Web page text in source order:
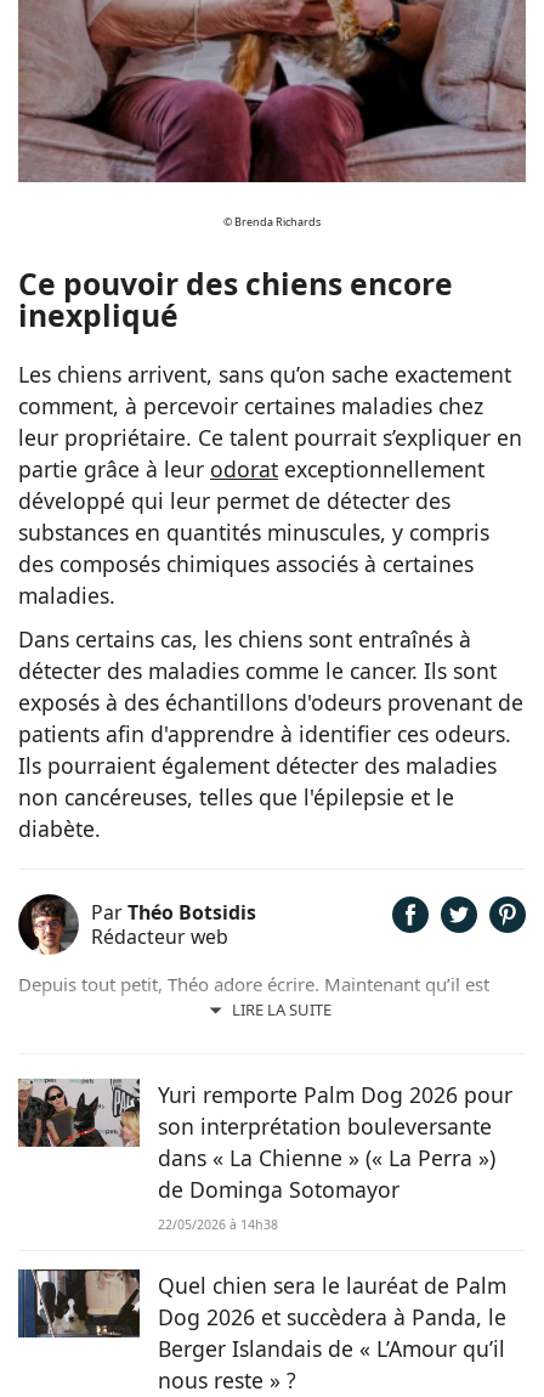
© Brenda Richards
Ce pouvoir des chiens encore
inexpliqué
Les chiens arrivent, sans qu’on sache exactement
comment, à percevoir certaines maladies chez
leur propriétaire. Ce talent pourrait s’expliquer en
partie grâce à leur odorat exceptionnellement
développé qui leur permet de détecter des
substances en quantités minuscules, y compris
des composés chimiques associés à certaines
maladies.
Dans certains cas, les chiens sont entraînés à
détecter des maladies comme le cancer. Ils sont
exposés à des échantillons d'odeurs provenant de
patients afin d'apprendre à identifier ces odeurs.
Ils pourraient également détecter des maladies
non cancéreuses, telles que l'épilepsie et le
diabète.
ParThéo Botsidis
Rédacteur web
LIRE LA SUITE
Depuis tout petit, Théo adore écrire. Maintenant qu’il est
rédacteur web, il partage avec plaisir ce qu’il découvre sur le
Yuri remporte Palm Dog 2026 pour
son interprétation bouleversante
dans « La Chienne » (« La Perra »)
de Dominga Sotomayor
22/05/2026 à 14h38
Quel chien sera le lauréat de Palm
Dog 2026 et succèdera à Panda, le
Berger Islandais de « L’Amour qu’il
nous reste » ?